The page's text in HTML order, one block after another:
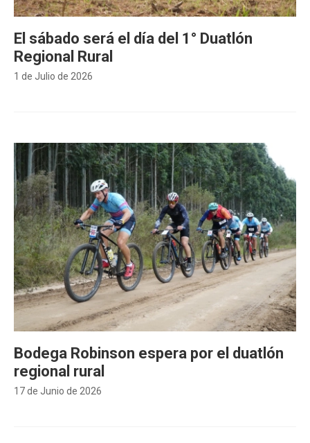
1 de Julio de 2026
El sábado será el día del 1° Duatlón
Regional Rural
17 de Junio de 2026
Bodega Robinson espera por el duatlón
regional rural